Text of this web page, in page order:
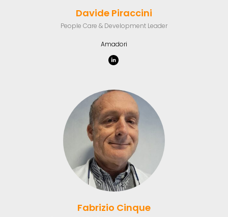
Davide Piraccini
People Care & Development Leader
Amadori
Fabrizio Cinque